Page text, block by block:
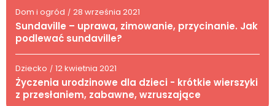
Dom i ogród / 28 września 2021
Sundaville – uprawa, zimowanie, przycinanie. Jak
podlewać sundaville?
Dziecko / 12 kwietnia 2021
Życzenia urodzinowe dla dzieci - krótkie wierszyki
z przesłaniem, zabawne, wzruszające